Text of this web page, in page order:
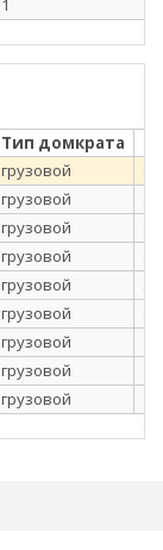
1
Тип домкрата
грузовой
грузовой
грузовой
грузовой
грузовой
грузовой
грузовой
грузовой
грузовой